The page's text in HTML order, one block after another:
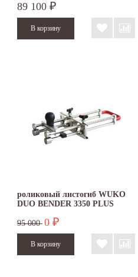
89 100 ₽
роликовый листогиб WUKO
DUO BENDER 3350 PLUS
95 000 0 ₽